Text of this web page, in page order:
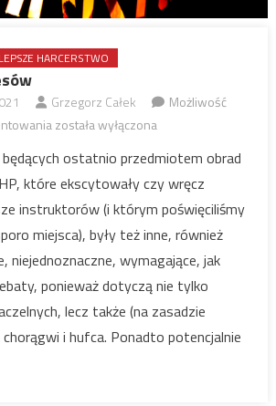
HARCERSTWO
Grzegorz Całek
Możliwość
Konflikt
została wyłączona
ostatnio przedmiotem obrad
które ekscytowały czy wręcz
instruktorów (i którym poświęciliśmy
miejsca), były też inne, również
niejednoznaczne, wymagające, jak
ponieważ dotyczą nie tylko
lecz także (na zasadzie
i hufca. Ponadto potencjalnie